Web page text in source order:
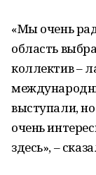
«Мы очень
область
коллектив –
выступали,
очень
здесь», –